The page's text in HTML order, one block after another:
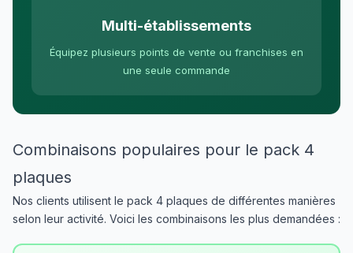
Multi-établissements
Équipez plusieurs points de vente ou franchises en
une seule commande
Combinaisons populaires pour le pack 4
plaques
Nos clients utilisent le pack 4 plaques de différentes manières
selon leur activité. Voici les combinaisons les plus demandées :